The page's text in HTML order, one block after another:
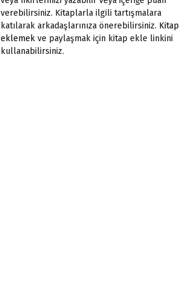
verebilirsiniz. Kitaplarla ilgili tartışmalara
katılarak arkadaşlarınıza önerebilirsiniz. Kitap
eklemek ve paylaşmak için kitap ekle linkini
kullanabilirsiniz.